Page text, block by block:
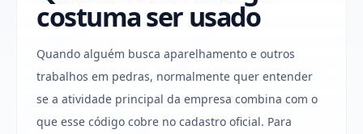
costuma ser usado
Quando alguém busca aparelhamento e outros
trabalhos em pedras, normalmente quer entender
se a atividade principal da empresa combina com o
que esse código cobre no cadastro oficial. Para